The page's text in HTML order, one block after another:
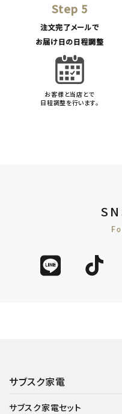
Step 5
注文完了メールで
お届け日の日程調整
お客様と当店とで
日程調整を行います。
サブスク家電
サブスク家電セット